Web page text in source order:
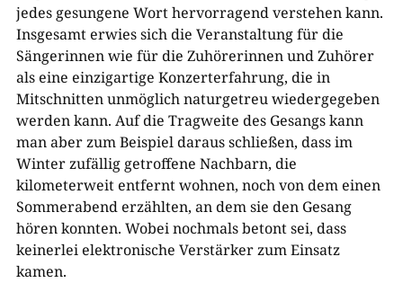
jedes gesungene Wort hervorragend verstehen kann.
Insgesamt erwies sich die Veranstaltung für die
Sängerinnen wie für die Zuhörerinnen und Zuhörer
als eine einzigartige Konzerterfahrung, die in
Mitschnitten unmöglich naturgetreu wiedergegeben
werden kann. Auf die Tragweite des Gesangs kann
man aber zum Beispiel daraus schließen, dass im
Winter zufällig getroffene Nachbarn, die
kilometerweit entfernt wohnen, noch von dem einen
Sommerabend erzählten, an dem sie den Gesang
hören konnten. Wobei nochmals betont sei, dass
keinerlei elektronische Verstärker zum Einsatz
kamen.